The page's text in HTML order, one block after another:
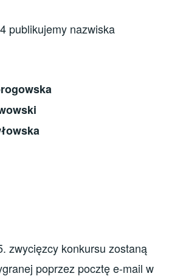
publikujemy nazwiska
zwycięzcy konkursu zostaną
poprzez pocztę e-mail w